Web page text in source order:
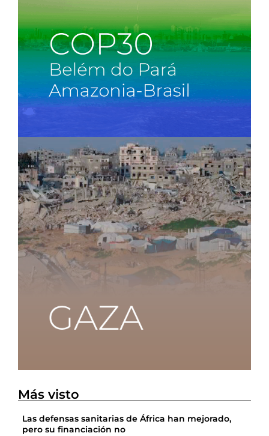
Más visto
Las defensas sanitarias de África han mejorado,
pero su financiación no